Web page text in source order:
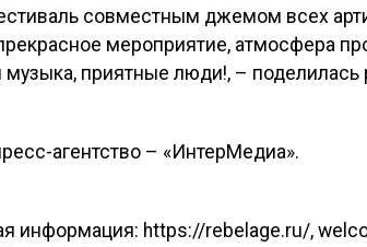
совместным джемом всех
мероприятие, атмосфера
музыка, приятные люди!, – поделилась
агентство – «ИнтерМедиа».
информация: https://rebelage.ru/,